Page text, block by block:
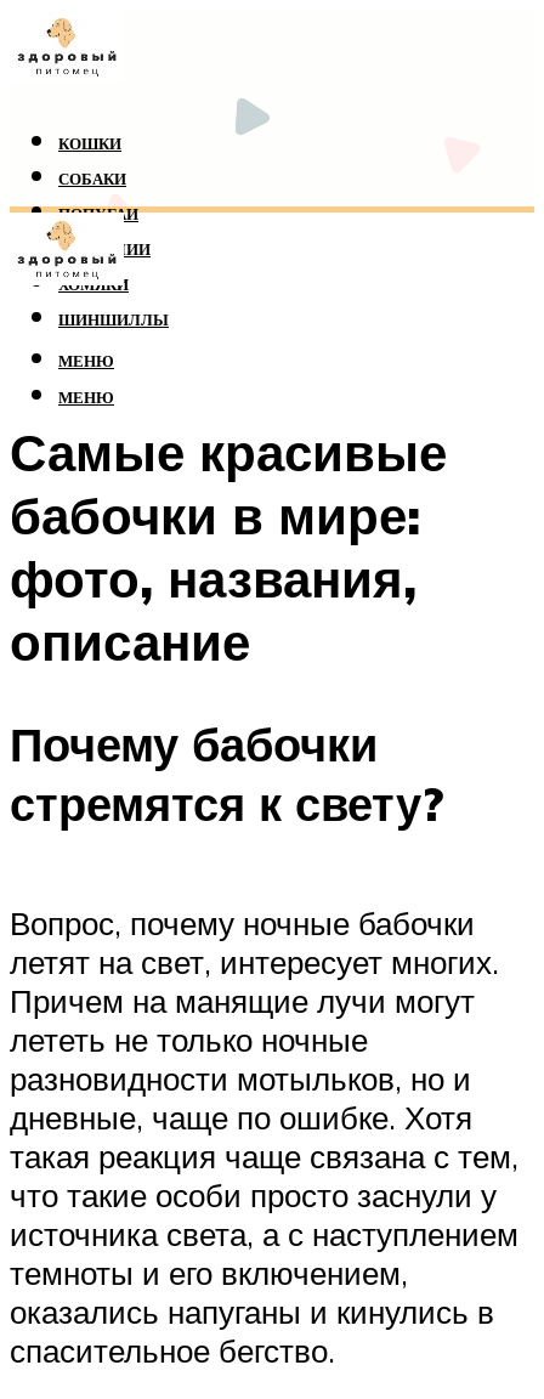
КОШКИ
СОБАКИ
ПОПУГАИ
РЕПТИЛИИ
ХОМЯКИ
ШИНШИЛЛЫ
МЕНЮ
МЕНЮ
Самые красивые
бабочки в мире:
фото, названия,
описание
Почему бабочки
стремятся к свету?
Вопрос, почему ночные бабочки
летят на свет, интересует многих.
Причем на манящие лучи могут
лететь не только ночные
разновидности мотыльков, но и
дневные, чаще по ошибке. Хотя
такая реакция чаще связана с тем,
что такие особи просто заснули у
источника света, а с наступлением
темноты и его включением,
оказались напуганы и кинулись в
спасительное бегство.